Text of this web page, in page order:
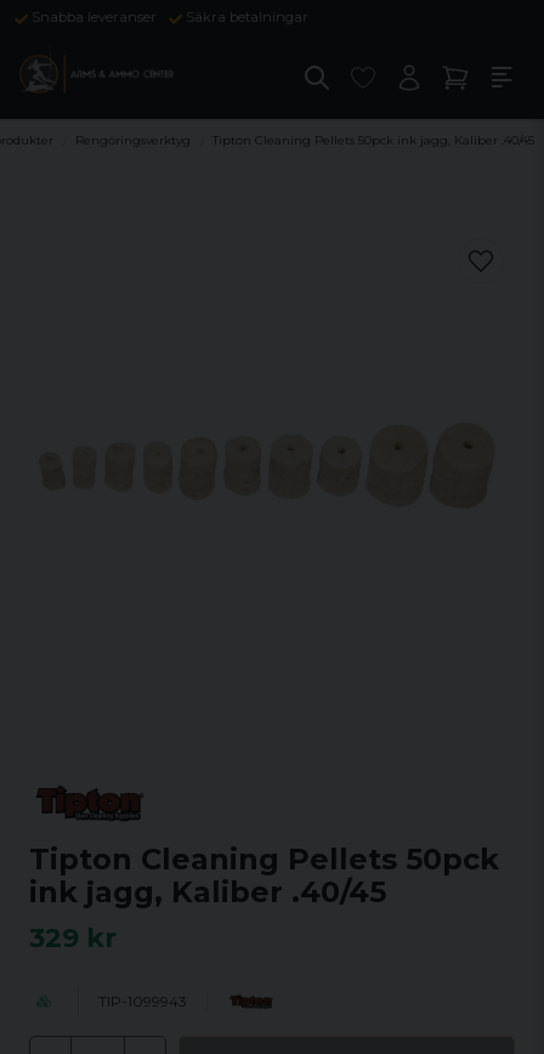
Snabba leveranser Säkra betalningar
Rengöringsverktyg Tipton Cleaning Pellets 50pck ink jagg, Kaliber .40/45
Tipton Cleaning Pellets 50pck
ink jagg, Kaliber .40/45
329 kr
TIP-1099943